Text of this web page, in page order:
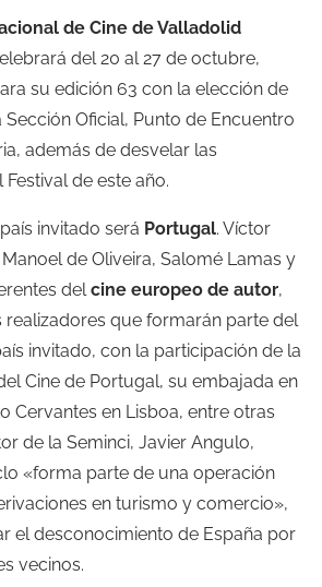
de Cine de Valladolid
del 20 al 27 de octubre,
su edición 63 con la elección de
Sección Oficial, Punto de Encuentro
además de desvelar las
Festival de este año.
invitado será Portugal. Víctor
de Oliveira, Salomé Lamas y
del cine europeo de autor,
realizadores que formarán parte del
invitado, con la participación de la
Cine de Portugal, su embajada en
Cervantes en Lisboa, entre otras
de la Seminci, Javier Angulo,
«forma parte de una operación
en turismo y comercio»,
el desconocimiento de España por
vecinos.